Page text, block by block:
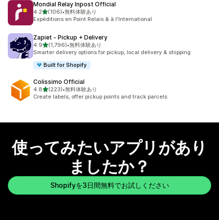
Mondial Relay Inpost Official
4.25つ星中
(106)
合計レビュー数：106件
•無料体験あり
Expéditions en Point Relais & à l'International
Zapiet ‑ Pickup + Delivery
4.95つ星中
(1,796)
合計レビュー数：1796件
•無料体験あり
Smarter delivery options for pickup, local delivery & shipping
Built for Shopify
Colissimo Official
4.85つ星中
(223)
合計レビュー数：223件
•無料体験あり
Create labels, offer pickup points and track parcels
使ってみたいアプリがあり
ましたか？
Shopifyを3日間無料でお試しください